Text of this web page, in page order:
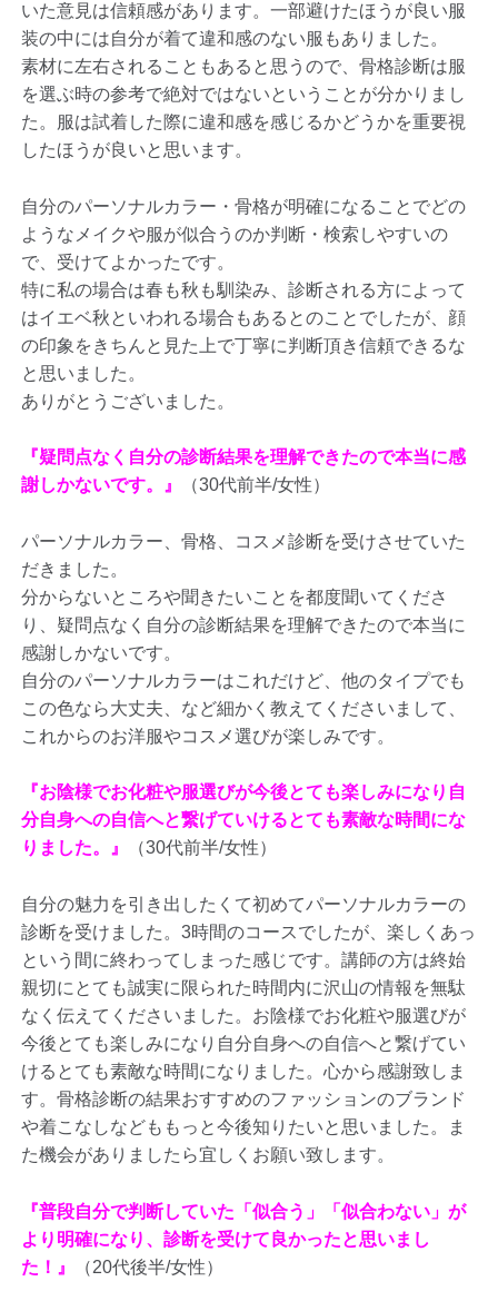
いた意見は信頼感があります。一部避けたほうが良い服
装の中には自分が着て違和感のない服もありました。
素材に左右されることもあると思うので、骨格診断は服
を選ぶ時の参考で絶対ではないということが分かりまし
た。服は試着した際に違和感を感じるかどうかを重要視
したほうが良いと思います。
自分のパーソナルカラー・骨格が明確になることでどの
ようなメイクや服が似合うのか判断・検索しやすいの
で、受けてよかったです。
特に私の場合は春も秋も馴染み、診断される方によって
はイエベ秋といわれる場合もあるとのことでしたが、顔
の印象をきちんと見た上で丁寧に判断頂き信頼できるな
と思いました。
ありがとうございました。
『疑問点なく自分の診断結果を理解できたので本当に感
謝しかないです。』
（30代前半/女性）
パーソナルカラー、骨格、コスメ診断を受けさせていた
だきました。
分からないところや聞きたいことを都度聞いてくださ
り、疑問点なく自分の診断結果を理解できたので本当に
感謝しかないです。
自分のパーソナルカラーはこれだけど、他のタイプでも
この色なら大丈夫、など細かく教えてくださいまして、
これからのお洋服やコスメ選びが楽しみです。
『お陰様でお化粧や服選びが今後とても楽しみになり自
分自身への自信へと繋げていけるとても素敵な時間にな
りました。』
（30代前半/女性）
自分の魅力を引き出したくて初めてパーソナルカラーの
診断を受けました。3時間のコースでしたが、楽しくあっ
という間に終わってしまった感じです。講師の方は終始
親切にとても誠実に限られた時間内に沢山の情報を無駄
なく伝えてくださいました。お陰様でお化粧や服選びが
今後とても楽しみになり自分自身への自信へと繋げてい
けるとても素敵な時間になりました。心から感謝致しま
す。骨格診断の結果おすすめのファッションのブランド
や着こなしなどももっと今後知りたいと思いました。ま
た機会がありましたら宜しくお願い致します。
『普段自分で判断していた「似合う」「似合わない」が
より明確になり、診断を受けて良かったと思いまし
た！』
（20代後半/女性）